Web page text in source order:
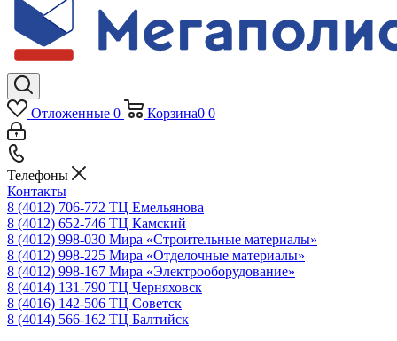
Отложенные 0 Корзина0 0
Телефоны
Контакты
8 (4012) 706-772 ТЦ Емельянова
8 (4012) 652-746 ТЦ Камский
8 (4012) 998-030 Мира «Строительные материалы»
8 (4012) 998-225 Мира «Отделочные материалы»
8 (4012) 998-167 Мира «Электрооборудование»
8 (4014) 131-790 ТЦ Черняховск
8 (4016) 142-506 ТЦ Советск
8 (4014) 566-162 ТЦ Балтийск